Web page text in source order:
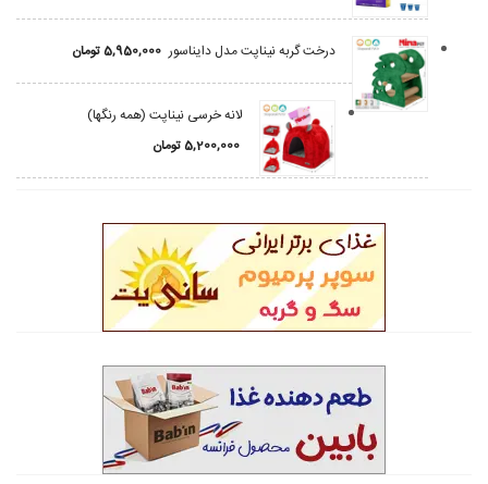
درخت گربه نیناپت مدل دایناسور 5,950,000تومان
لانه خرسی نیناپت (همه رنگها)
5,200,000تومان